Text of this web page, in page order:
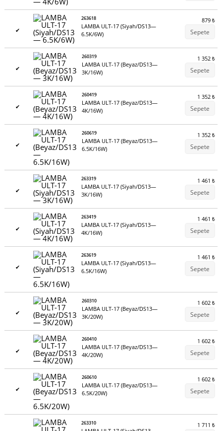
✔
263618
LAMBA ULT-17 (Siyah/DS13—
6.5K/6W)
879₺
Sepete
✔
260319
LAMBA ULT-17 (Beyaz/DS13—
3K/16W)
1 352₺
Sepete
✔
260419
LAMBA ULT-17 (Beyaz/DS13—
4K/16W)
1 352₺
Sepete
✔
260619
LAMBA ULT-17 (Beyaz/DS13—
6.5K/16W)
1 352₺
Sepete
✔
263319
LAMBA ULT-17 (Siyah/DS13—
3K/16W)
1 461₺
Sepete
✔
263419
LAMBA ULT-17 (Siyah/DS13—
4K/16W)
1 461₺
Sepete
✔
263619
LAMBA ULT-17 (Siyah/DS13—
6.5K/16W)
1 461₺
Sepete
✔
260310
LAMBA ULT-17 (Beyaz/DS13—
3K/20W)
1 602₺
Sepete
✔
260410
LAMBA ULT-17 (Beyaz/DS13—
4K/20W)
1 602₺
Sepete
✔
260610
LAMBA ULT-17 (Beyaz/DS13—
6.5K/20W)
1 602₺
Sepete
263310 1 711₺